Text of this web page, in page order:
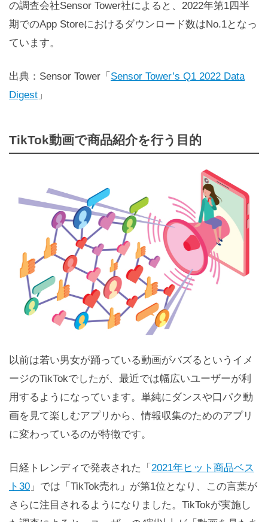
の調査会社Sensor Tower社によると、2022年第1四半
期でのApp Storeにおけるダウンロード数はNo.1となっ
ています。
出典：Sensor Tower 「 Sensor Tower’s Q1 2022 Data
Digest 」
TikTok動画で商品紹介を行う目的
以前は若い男女が踊っている動画がバズるというイメ
ージのTikTokでしたが、最近では幅広いユーザーが利
用するようになっています。単純にダンスや口パク動
画を見て楽しむアプリから、情報収集のためのアプリ
に変わっているのが特徴です。
日経トレンディで発表された「 2021年ヒット商品ベス
ト30 」では「TikTok売れ」が第1位となり、この言葉が
さらに注目されるようになりました。TikTokが実施し